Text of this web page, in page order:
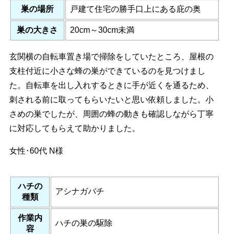
巣の場所 戸建て住宅の勝手口上にある庇の奥
巣の大きさ 20cm～30cm未満
玄関横の自転車置き場で掃除をしていたところ、屋根の
支柱付近に小さな蜂の巣ができているのを見つけまし
た。自転車を出し入れするときに手が近くを通るため、
刺される前に取ってもらいたいと思い依頼しました。小
さめの巣でしたが、周囲の蜂の動きも確認しながら丁寧
に対応してもらえて助かりました。
女性･60代 N様
ハチの
種類
アシナガバチ
作業内
容
ハチの巣の駆除